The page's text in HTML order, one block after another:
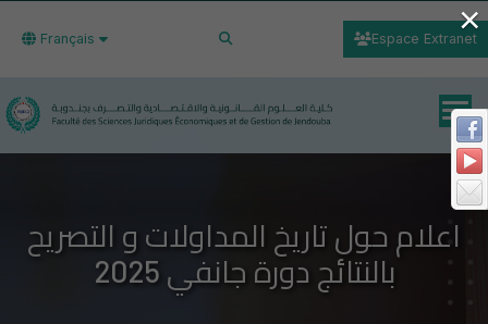
Français Espace Extranet
اعلام حول تاريخ المداولات و التصريح
بالنتائج دورة جانفي 2025
×